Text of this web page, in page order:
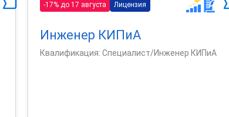
-17% до 17 августа Лицензия
Инженер КИПиА
Квалификация: Специалист/Инженер КИПиА